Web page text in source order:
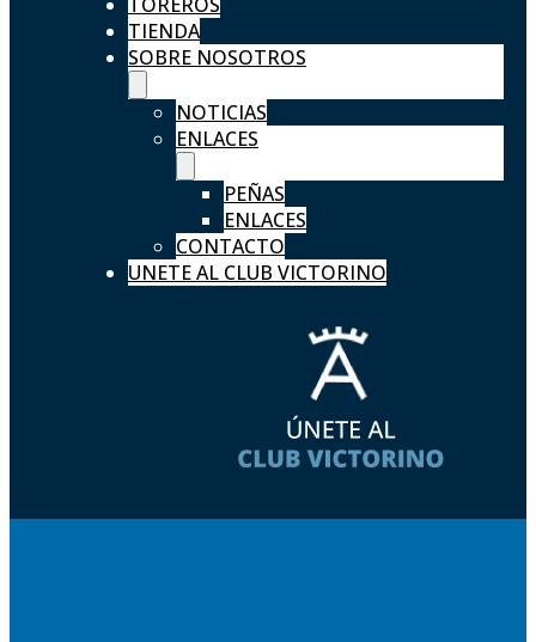
TIENDA
SOBRE NOSOTROS
NOTICIAS
ENLACES
PEÑAS
ENLACES
CONTACTO
UNETE AL CLUB VICTORINO